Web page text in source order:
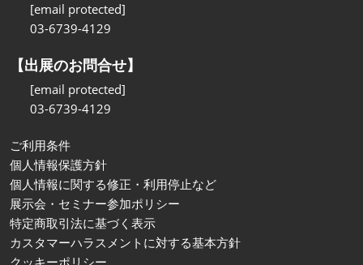
[email protected]
03-6739-4129
【出展のお問合せ】
[email protected]
03-6739-4129
ご利用条件
個人情報保護方針
個人情報に関する修正・利用停止など
展示会・セミナー参加ポリシー
特定商取引法に基づく表示
カスタマーハラスメントに対する基本方針